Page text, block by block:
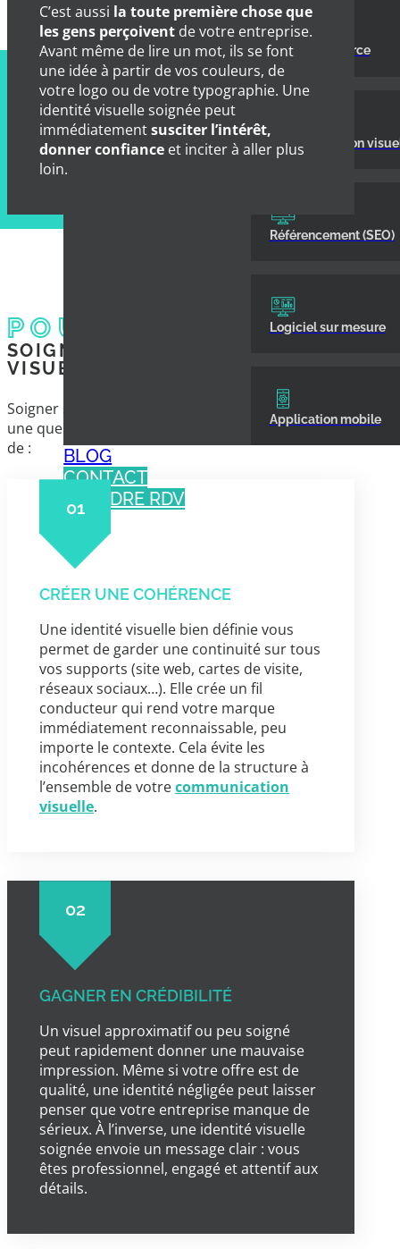
Site e‑commerce
Communication
Référencement (SEO)
Logiciel sur mesure
Application mobile
BLOG
CONTACT
PRENDRE RDV
C’est aussi la toute première chose que
les gens perçoivent de votre entreprise.
Avant même de lire un mot, ils se font
une idée à partir de vos couleurs, de
votre logo ou de votre typographie. Une
identité visuelle soignée peut
immédiatementsusciter l’intérêt,
donner confiance et inciter à aller plus
loin.
POURQUOI
SOIGNER SON IDENTITÉ
VISUELLE ?
Soigner son identité visuelle n’est pas seulement
une question d’esthétique. Cela permet également
de :
01
CRÉER UNE COHÉRENCE
Une identité visuelle bien définie vous
permet de garder une continuité sur tous
vos supports (site web, cartes de visite,
réseaux sociaux…). Elle crée un fil
conducteur qui rend votre marque
immédiatement reconnaissable, peu
importe le contexte. Cela évite les
incohérences et donne de la structure à
l’ensemble de votrecommunication
visuelle.
02
GAGNER EN CRÉDIBILITÉ
Un visuel approximatif ou peu soigné
peut rapidement donner une mauvaise
impression. Même si votre offre est de
qualité, une identité négligée peut laisser
penser que votre entreprise manque de
sérieux. À l’inverse, une identité visuelle
soignée envoie un message clair : vous
êtes professionnel, engagé et attentif aux
détails.